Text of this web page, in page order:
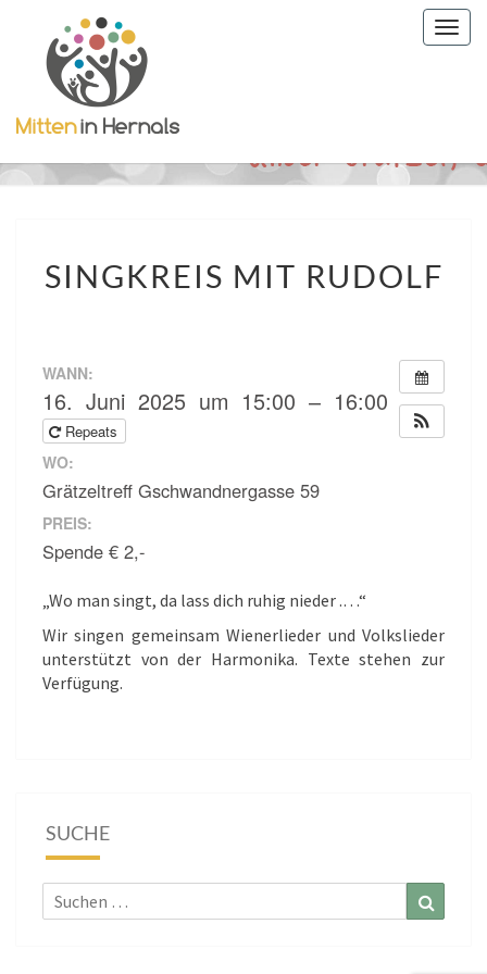
MIT
SINGKREIS MIT RUDOLF
WANN:
16. Juni 2025 um 15:00 – 16:00
Repeats
WO:
Grätzeltreff Gschwandnergasse 59
PREIS:
Spende € 2,-
„Wo man singt, da lass dich ruhig nieder .…“
Wir singen gemeinsam Wienerlieder und Volkslieder
unterstützt von der Harmonika. Texte stehen zur
Verfügung.
SUCHE
Suchen
nach: